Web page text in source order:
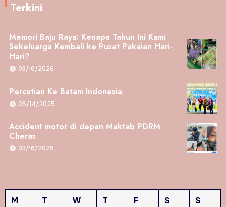
Terkini
Memori Baju Raya: Kenapa Tahun Ini Kami
Sekeluarga Kembali ke Pusat Pakaian Hari-
Hari?
03/16/2026
Percutian Ke Batam Indonesia
05/14/2025
Accident motor di depan Maktab PDRM
Cheras
03/16/2025
M T W T F S S